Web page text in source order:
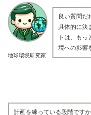
地球環境研究家
良い質問だ
具体的に決
トは、も
境への影響
計画を練っている段階です